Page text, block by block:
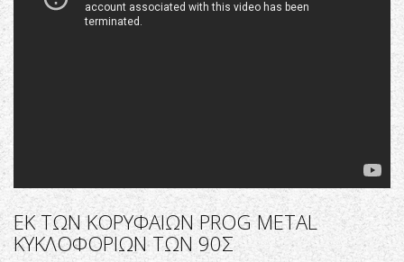
[DEMO
ΕΚ ΤΩΝ ΚΟΡΥΦΑΙΩΝ PROG METAL
ΚΥΚΛΟΦΟΡΙΩΝ ΤΩΝ 90Σ